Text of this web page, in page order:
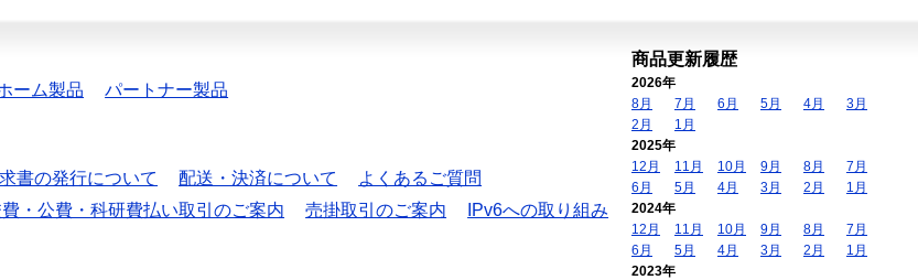
ーム製品 パートナー製品
書の発行について 配送・決済について
よくあるご質問
・公費・科研費払い取引のご案内 売掛取引のご案内
IPv6への取り組み
商品更新履歴
2026年
8月
7月 6月 5月 4月
3月
2月
1月
2025年
12月
11月 10月 9月 8月
7月
6月
5月 4月 3月 2月
1月
2024年
12月
11月 10月 9月 8月
7月
6月
5月 4月 3月 2月
1月
2023年